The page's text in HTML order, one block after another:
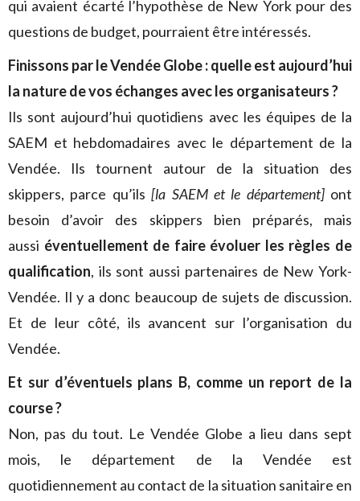
qui avaient écarté l’hypothèse de New York pour des
questions de budget, pourraient être intéressés.
Finissons par le Vendée Globe : quelle est aujourd’hui
la nature de vos échanges avec les organisateurs ?
Ils sont aujourd’hui quotidiens avec les équipes de la
SAEM et hebdomadaires avec le département de la
Vendée. Ils tournent autour de la situation des
skippers, parce qu’ils[la SAEM et le département]ont
besoin d’avoir des skippers bien préparés, mais
aussi éventuellement de faire évoluer les règles de
qualification, ils sont aussi partenaires de New York-
Vendée. Il y a donc beaucoup de sujets de discussion.
Et de leur côté, ils avancent sur l’organisation du
Vendée.
Et sur d’éventuels plans B, comme un report de la
course ?
Non, pas du tout. Le Vendée Globe a lieu dans sept
mois, le département de la Vendée est
quotidiennement au contact de la situation sanitaire en